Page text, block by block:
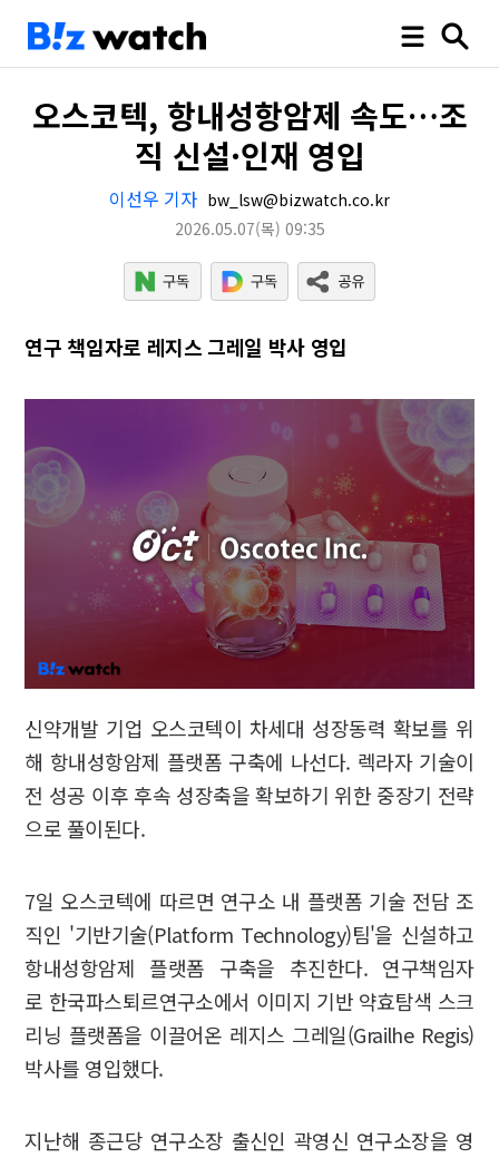
오스코텍, 항내성항암제 속도…조
직 신설·인재 영입
이선우 기자 bw_lsw@bizwatch.co.kr
2026.05.07(목) 09:35
연구 책임자로 레지스 그레일 박사 영입
신약개발 기업 오스코텍이 차세대 성장동력 확보를 위
해 항내성항암제 플랫폼 구축에 나선다. 렉라자 기술이
전 성공 이후 후속 성장축을 확보하기 위한 중장기 전략
으로 풀이된다.
7일 오스코텍에 따르면 연구소 내 플랫폼 기술 전담 조
직인 '기반기술(Platform Technology)팀'을 신설하고
항내성항암제 플랫폼 구축을 추진한다. 연구책임자
로 한국파스퇴르연구소에서 이미지 기반 약효탐색 스크
리닝 플랫폼을 이끌어온 레지스 그레일(Grailhe Regis)
박사를 영입했다.
지난해 종근당 연구소장 출신인 곽영신 연구소장을 영